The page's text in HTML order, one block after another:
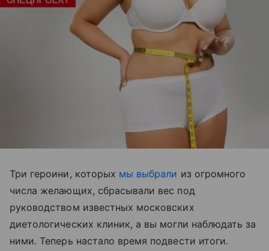
Три героини, которых мы выбрали из огромного
числа желающих, сбрасывали вес под
руководством известных московских
диетологических клиник, а вы могли наблюдать за
ними. Теперь настало время подвести итоги.